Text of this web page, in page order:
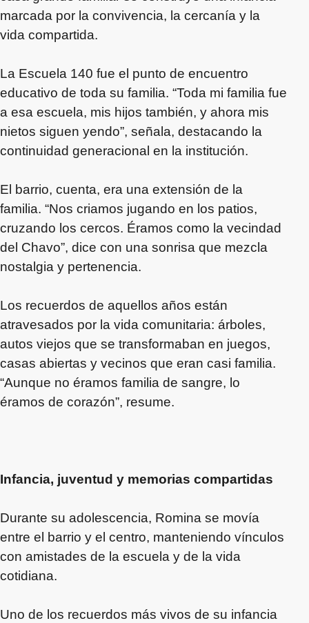
marcada por la convivencia, la cercanía y la
vida compartida.
La Escuela 140 fue el punto de encuentro
educativo de toda su familia. “Toda mi familia fue
a esa escuela, mis hijos también, y ahora mis
nietos siguen yendo”, señala, destacando la
continuidad generacional en la institución.
El barrio, cuenta, era una extensión de la
familia. “Nos criamos jugando en los patios,
cruzando los cercos. Éramos como la vecindad
del Chavo”, dice con una sonrisa que mezcla
nostalgia y pertenencia.
Los recuerdos de aquellos años están
atravesados por la vida comunitaria: árboles,
autos viejos que se transformaban en juegos,
casas abiertas y vecinos que eran casi familia.
“Aunque no éramos familia de sangre, lo
éramos de corazón”, resume.
Infancia, juventud y memorias compartidas
Durante su adolescencia, Romina se movía
entre el barrio y el centro, manteniendo vínculos
con amistades de la escuela y de la vida
cotidiana.
Uno de los recuerdos más vivos de su infancia